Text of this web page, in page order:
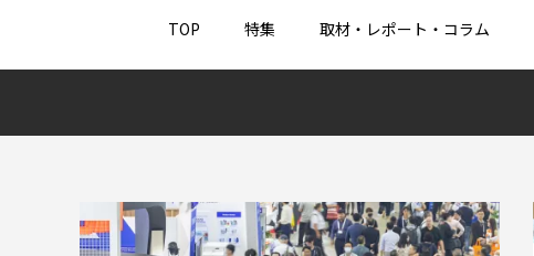
TOP 特集 取材・レポート・コラム